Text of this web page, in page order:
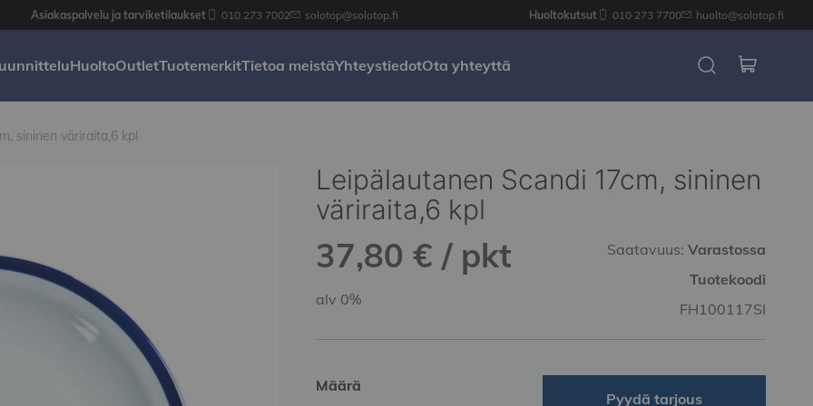
Asiakaspalvelu ja tarviketilaukset 010 273 7002 solotop@solotop.fi Huoltokutsut 010 273 7700 huolto@solotop.fi
HuoltoOutletTuotemerkitTietoa meistäYhteystiedotOta yhteyttä
sininen väriraita,6 kpl
Leipälautanen Scandi 17cm, sininen
väriraita,6 kpl
37,80 € / pkt Saatavuus: Varastossa
Tuotekoodi
FH100117SI
alv 0%
Määrä
Pyydä tarjous